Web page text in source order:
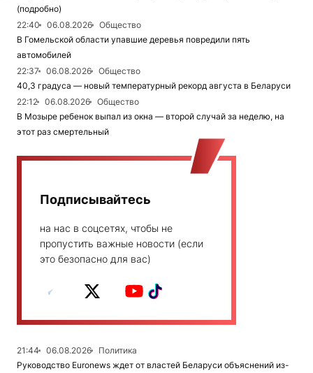
(подробно)
22:40
06.08.2026
Общество
В Гомельской области упавшие деревья повредили пять
автомобилей
22:37
06.08.2026
Общество
40,3 градуса — новый температурный рекорд августа в Беларуси
22:12
06.08.2026
Общество
В Мозыре ребенок выпал из окна — второй случай за неделю, на
этот раз смертельный
Подписывайтесь
на нас в соцсетях, чтобы не
пропустить важные новости (если
это безопасно для вас)
21:44 06.08.2026
Политика
Руководство Euronews ждет от властей Беларуси объяснений из-